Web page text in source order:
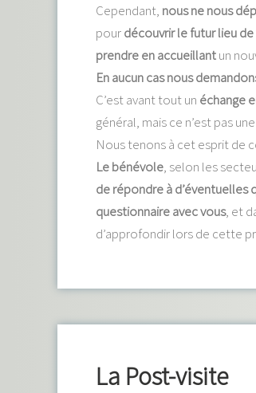
Cependant, nous ne nous
pourdécouvrir le futur lieu de
prendre en accueillantun
En aucun cas nous
C’est avant tout un échange
général, mais ce n’est pas
Nous tenons à cet esprit de
Le bénévole, selon les
de répondre à d’éventuelles
questionnaire avec vous, et
d’approfondir lors de cette
La Post-visite